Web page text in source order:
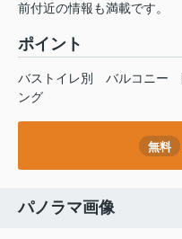
前付近の情報も満載です。
ポイント
バストイレ別 バルコニー
ング
無料
パノラマ画像